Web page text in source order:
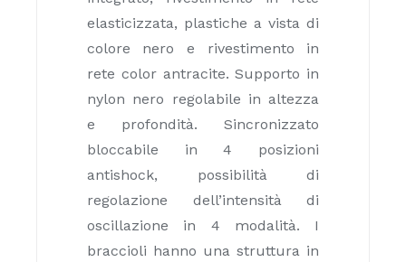
elasticizzata, plastiche a vista di
colore nero e rivestimento in
rete color antracite. Supporto in
nylon nero regolabile in altezza
e profondità. Sincronizzato
bloccabile in 4 posizioni
antishock, possibilità di
regolazione dell’intensità di
oscillazione in 4 modalità. I
braccioli hanno una struttura in